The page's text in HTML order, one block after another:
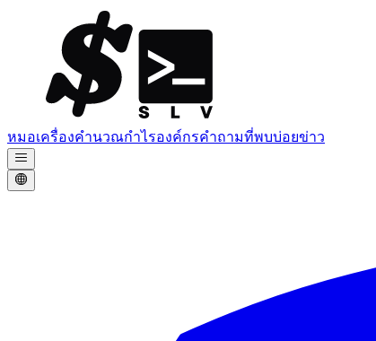
หมอเครื่องคำนวณกำไรองค์กรคำถามที่พบบ่อยข่าว